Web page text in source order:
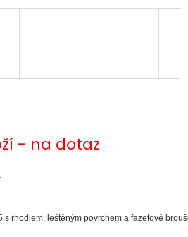
- na dotaz
s rhodiem, leštěným povrchem a fazetově